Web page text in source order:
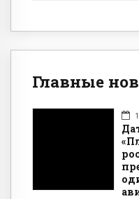
Главные